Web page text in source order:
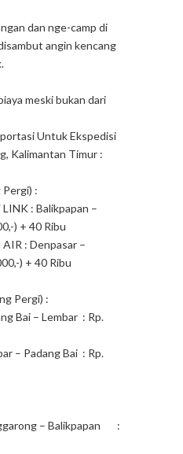
dan nge-camp di
angin kencang
meski bukan dari
Untuk Ekspedisi
Kalimantan Timur :
:
–
) + 40 Ribu
–
) + 40 Ribu
Pergi) :
: Rp.
Bai : Rp.
Balikpapan :